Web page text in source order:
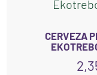
CERVEZA